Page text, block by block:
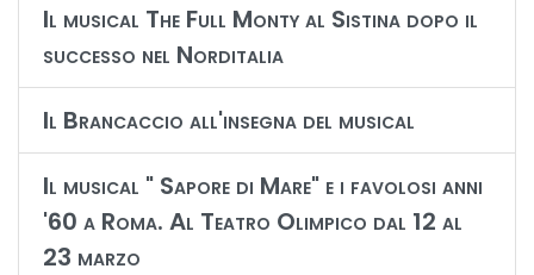
Il musical The Full Monty al Sistina dopo il
successo nel Norditalia
Il Brancaccio all'insegna del musical
Il musical " Sapore di Mare" e i favolosi anni
'60 a Roma. Al Teatro Olimpico dal 12 al
23 marzo